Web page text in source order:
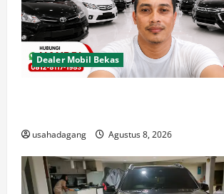
Dealer Mobil Bekas
usahadagang Agustus 8, 2026